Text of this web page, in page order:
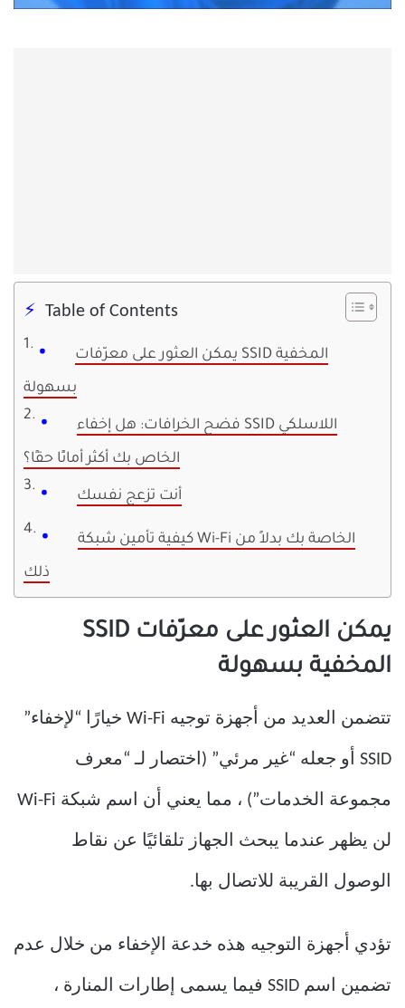
Table of Contents
يمكن العثور على معرّفات SSID المخفية
بسهولة
فضح الخرافات: هل إخفاء SSID اللاسلكي
الخاص بك أكثر أمانًا حقًا؟
أنت تزعج نفسك
كيفية تأمين شبكة Wi-Fi الخاصة بك بدلاً من
ذلك
يمكن العثور على معرّفات SSID
المخفية بسهولة
تتضمن العديد من أجهزة توجيه Wi-Fi خيارًا “لإخفاء”
SSID أو جعله “غير مرئي” (اختصار لـ “معرف
مجموعة الخدمات”) ، مما يعني أن اسم شبكة Wi-Fi
لن يظهر عندما يبحث الجهاز تلقائيًا عن نقاط
الوصول القريبة للاتصال بها.
تؤدي أجهزة التوجيه هذه خدعة الإخفاء من خلال عدم
تضمين اسم SSID فيما يسمى إطارات المنارة ،